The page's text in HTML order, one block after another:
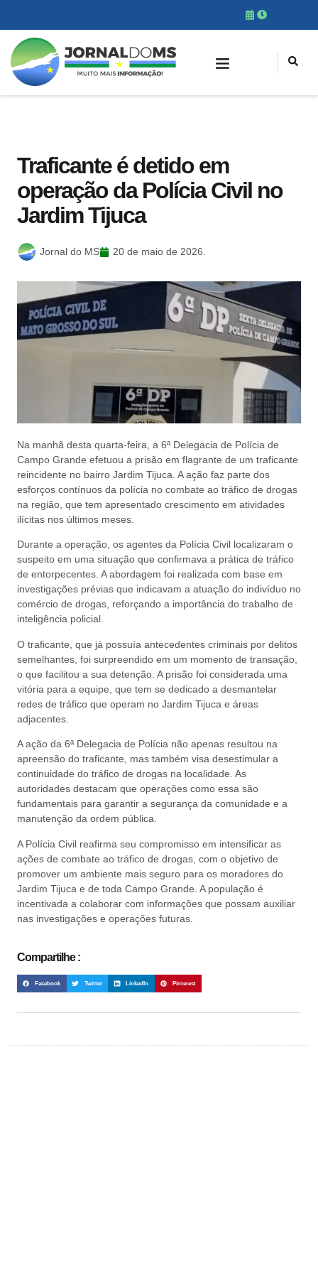
Traficante é detido em
operação da Polícia Civil no
Jardim Tijuca
Jornal do MS 20 de maio de 2026.
Na manhã desta quarta-feira, a 6ª Delegacia de Polícia de
Campo Grande efetuou a prisão em flagrante de um traficante
reincidente no bairro Jardim Tijuca. A ação faz parte dos
esforços contínuos da polícia no combate ao tráfico de drogas
na região, que tem apresentado crescimento em atividades
ilícitas nos últimos meses.
Durante a operação, os agentes da Polícia Civil localizaram o
suspeito em uma situação que confirmava a prática de tráfico
de entorpecentes. A abordagem foi realizada com base em
investigações prévias que indicavam a atuação do indivíduo no
comércio de drogas, reforçando a importância do trabalho de
inteligência policial.
O traficante, que já possuía antecedentes criminais por delitos
semelhantes, foi surpreendido em um momento de transação,
o que facilitou a sua detenção. A prisão foi considerada uma
vitória para a equipe, que tem se dedicado a desmantelar
redes de tráfico que operam no Jardim Tijuca e áreas
adjacentes.
A ação da 6ª Delegacia de Polícia não apenas resultou na
apreensão do traficante, mas também visa desestimular a
continuidade do tráfico de drogas na localidade. As
autoridades destacam que operações como essa são
fundamentais para garantir a segurança da comunidade e a
manutenção da ordem pública.
A Polícia Civil reafirma seu compromisso em intensificar as
ações de combate ao tráfico de drogas, com o objetivo de
promover um ambiente mais seguro para os moradores do
Jardim Tijuca e de toda Campo Grande. A população é
incentivada a colaborar com informações que possam auxiliar
nas investigações e operações futuras.
Compartilhe :
Facebook Twitter LinkedIn Pinterest